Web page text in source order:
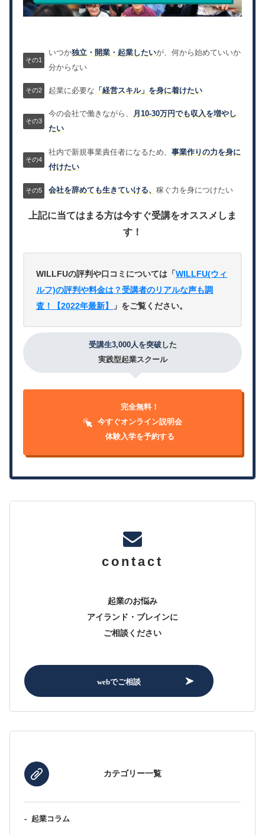
いつか独立・開業・起業したいが、何から始めていいか
分からない
起業に必要な 「経営スキル」を身に着けたい
今の会社で働きながら、
月10-30万円でも収入を増やし
たい
社内で新規事業責任者になるため、事業作りの力を身に
付けたい
会社を辞めても生きていける、稼ぐ力を身につけたい
上記に当てはまる方は今すぐ受講をオススメしま
す！
WILLFUの評判や口コミについては「WILLFU(ウィ
ルフ)の評判や料金は？受講者のリアルな声も調
査！【2022年最新】
」をご覧ください。
受講生3,000人を突破した
実践型起業スクール
完全無料！
今すぐオンライン説明会
体験入学を予約する
contact
起業のお悩み
アイランド・ブレインに
ご相談ください
webでご相談
カテゴリー一覧
- 起業コラム